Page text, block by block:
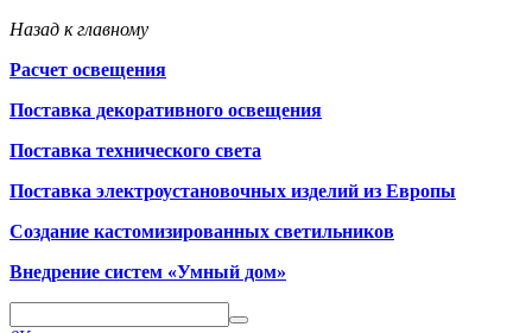
Назад к главному
Расчет освещения
Поставка декоративного освещения
Поставка технического света
Поставка электроустановочных изделий из Европы
Создание кастомизированных светильников
Внедрение систем «Умный дом»